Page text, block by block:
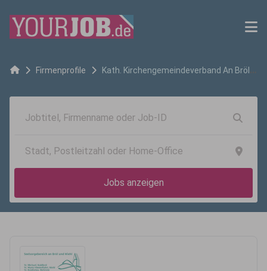
Firmenprofile
Kath. Kirchengemeindeverband An Bröl
Jobs anzeigen